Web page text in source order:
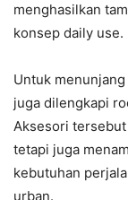
menghasilkan
konsep daily use.
Untuk
juga dilengkapi
Aksesori
tetapi juga
kebutuhan
urban.